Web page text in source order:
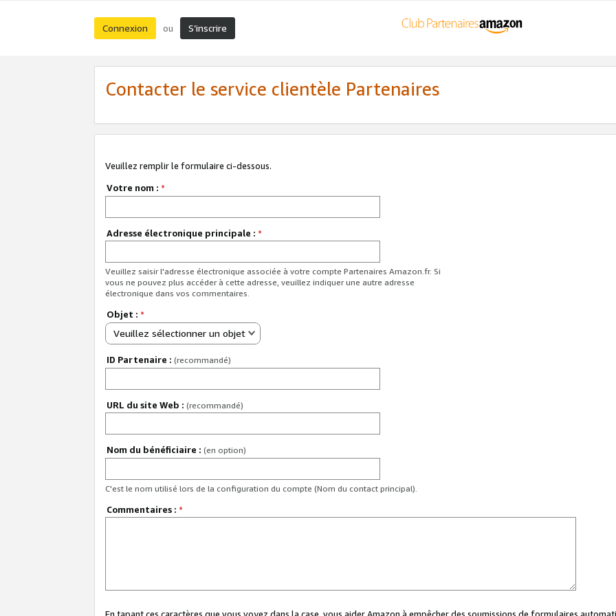
Connexion ou S’inscrire
Contacter le service clientèle Partenaires
Veuillez remplir le formulaire ci-dessous.
Votre nom : *
Adresse électronique principale : *
Veuillez saisir l'adresse électronique associée à votre compte Partenaires Amazon.fr. Si
vous ne pouvez plus accéder à cette adresse, veuillez indiquer une autre adresse
électronique dans vos commentaires.
Objet : *
Veuillez sélectionner un objet
ID Partenaire : (recommandé)
URL du site Web : (recommandé)
Nom du bénéficiaire : (en option)
C'est le nom utilisé lors de la configuration du compte (Nom du contact principal).
Commentaires : *